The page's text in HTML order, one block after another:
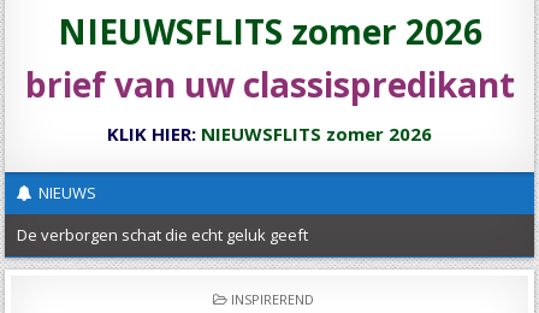
NIEUWSFLITS zomer 2026
brief van uw classispredikant
KLIK HIER: NIEUWSFLITS zomer 2026
NIEUWS
De verborgen schat die echt geluk geeft
Nieuwe Classis folder
POSTED
INSPIREREND